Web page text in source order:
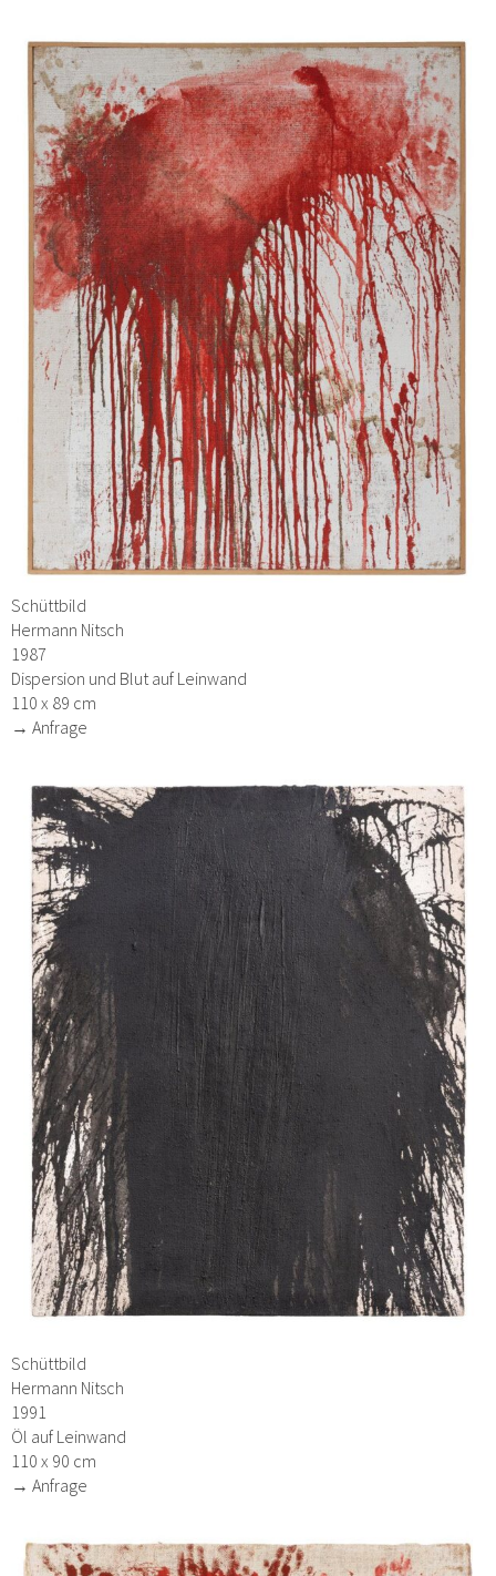
Schüttbild
Hermann Nitsch
1987
Dispersion und Blut auf Leinwand
110 x 89 cm
→ Anfrage
Schüttbild
Hermann Nitsch
1991
Öl auf Leinwand
110 x 90 cm
→ Anfrage